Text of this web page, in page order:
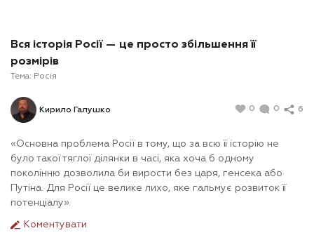
Вся історія Росії — це просто збільшення її
розмірів
Тема: Росія
Кирило Галушко 0 0 6
«Основна проблема Росії в тому, що за всю її історію не
було такої тяглої ділянки в часі, яка хоча б одному
поколінню дозволила би вирости без царя, генсека або
Путіна. Для Росії це велике лихо, яке гальмує розвиток її
потенціалу».
Коментувати